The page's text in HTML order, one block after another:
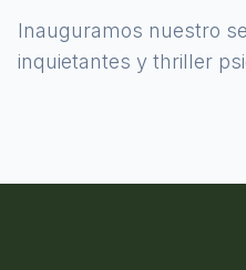
Inauguramos nuestro
inquietantes y thriller